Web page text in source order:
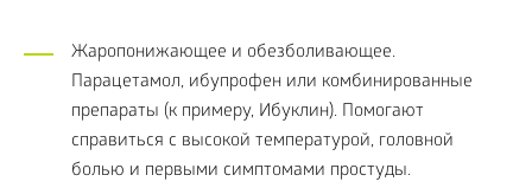
Жаропонижающее и обезболивающее.
Парацетамол, ибупрофен или комбинированные
препараты (к примеру, Ибуклин). Помогают
справиться с высокой температурой, головной
болью и первыми симптомами простуды.